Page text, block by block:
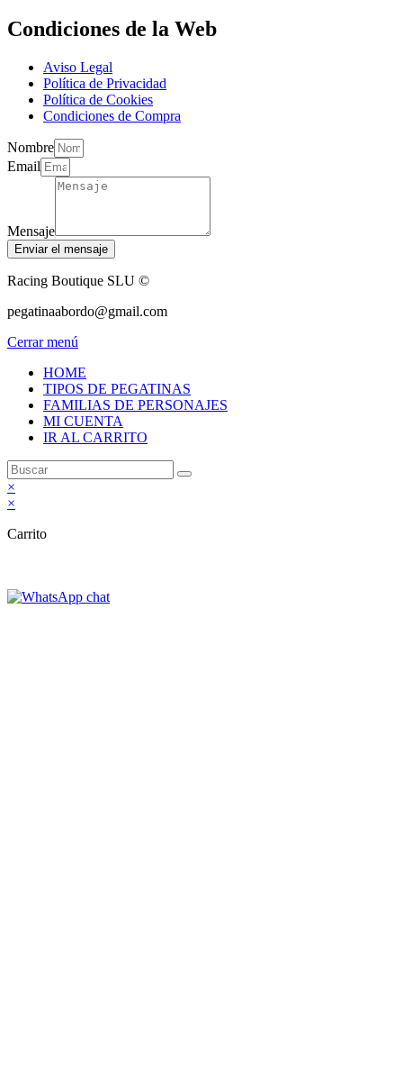
Condiciones de la Web
Aviso Legal
Política de Privacidad
Política de Cookies
Condiciones de Compra
Nombre
Email
Mensaje
Enviar el mensaje
Racing Boutique SLU ©
pegatinaabordo@gmail.com
Cerrar menú
HOME
TIPOS DE PEGATINAS
FAMILIAS DE PERSONAJES
MI CUENTA
IR AL CARRITO
×
×
Carrito